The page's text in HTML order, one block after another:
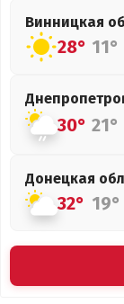
Винницкая
28° 11°
30° 21°
Донецкая
32° 19°